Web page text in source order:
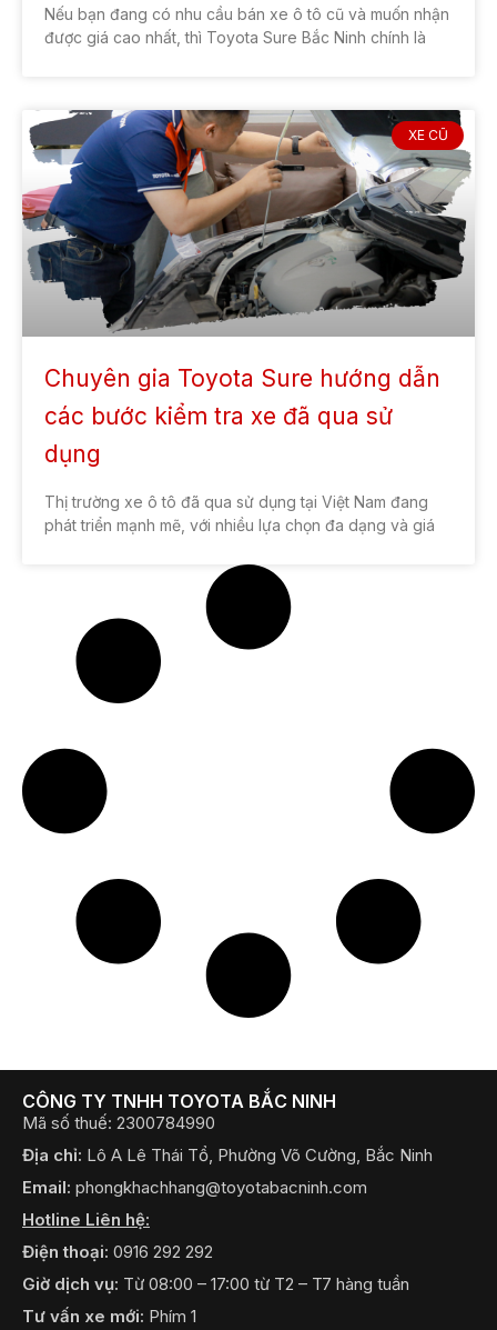
Nếu bạn đang có nhu cầu bán xe ô tô cũ và muốn nhận
được giá cao nhất, thì Toyota Sure Bắc Ninh chính là
XE CŨ
Chuyên gia Toyota Sure hướng dẫn
các bước kiểm tra xe đã qua sử
dụng
Thị trường xe ô tô đã qua sử dụng tại Việt Nam đang
phát triển mạnh mẽ, với nhiều lựa chọn đa dạng và giá
CÔNG TY TNHH TOYOTA BẮC NINH
Mã số thuế: 2300784990
Địa chỉ: Lô A Lê Thái Tổ, Phường Võ Cường, Bắc Ninh
Email: phongkhachhang@toyotabacninh.com
Hotline Liên hệ:
Điện thoại: 0916 292 292
Giờ dịch vụ: Từ 08:00 – 17:00 từ T2 – T7 hàng tuần
Tư vấn xe mới: Phím 1